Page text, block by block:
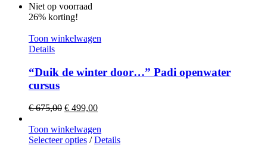
Niet op voorraad
26% korting!
Toon winkelwagen
Details
“Duik de winter door…” Padi openwater
cursus
€675,00 Oorspronkelijke
was:
€ 675,00.
€ 499,00Huidige
is:
€ 499,00.
Toon winkelwagen
Selecteer opties Dit
/ Details